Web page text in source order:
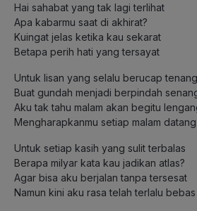
Hai sahabat yang tak lagi terlihat
Apa kabarmu saat di akhirat?
Kuingat jelas ketika kau sekarat
Betapa perih hati yang tersayat
Untuk lisan yang selalu berucap tenang
Buat gundah menjadi berpindah
Aku tak tahu malam akan begitu
Mengharapkanmu setiap malam datang
Untuk setiap kasih yang sulit terbalas
Berapa milyar kata kau jadikan atlas?
Agar bisa aku berjalan tanpa tersesat
Namun kini aku rasa telah terlalu bebas